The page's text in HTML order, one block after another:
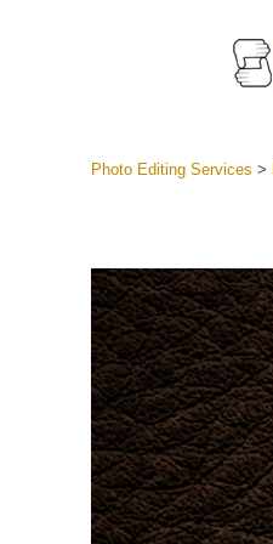
Photo Editing Services >